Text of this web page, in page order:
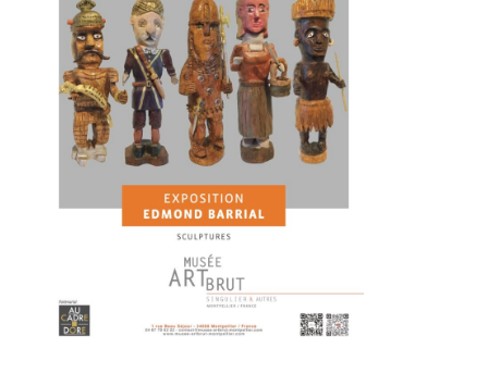
Adresse email*
Statut / Organisation
Adresse email*